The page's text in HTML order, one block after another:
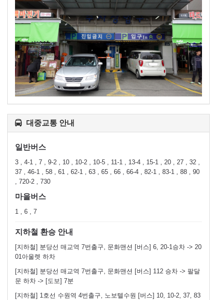
대중교통 안내
일반버스
3 , 4-1 , 7 , 9-2 , 10 , 10-2 , 10-5 , 11-1 , 13-4 , 15-1 , 20 , 27 , 32 ,
37 , 46-1 , 58 , 61 , 62-1 , 63 , 65 , 66 , 66-4 , 82-1 , 83-1 , 88 , 90
, 720-2 , 730
마을버스
1 , 6 , 7
지하철 환승 안내
[지하철] 분당선 매교역 7번출구, 문화맨션 [버스] 6, 20-1승차 -> 20
01아울렛 하차
[지하철] 분당선 매교역 7번출구, 문화맨션 [버스] 112 승차 -> 팔달
문 하차 -> [도보] 7분
[지하철] 1호선 수원역 4번출구, 노보텔수원 [버스] 10, 10-2, 37, 83